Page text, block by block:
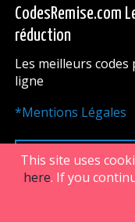
CodesRemise.com
réduction
Les meilleurs
ligne
*Mentions Légales
HAUT DE PAGE
This site uses
here. If you